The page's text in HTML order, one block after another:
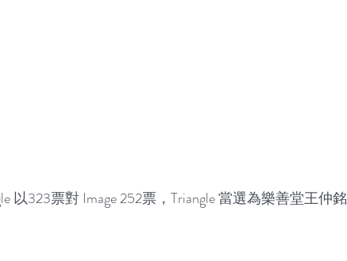
以323票對 Image 252票，Triangle 當選為樂善堂王仲銘